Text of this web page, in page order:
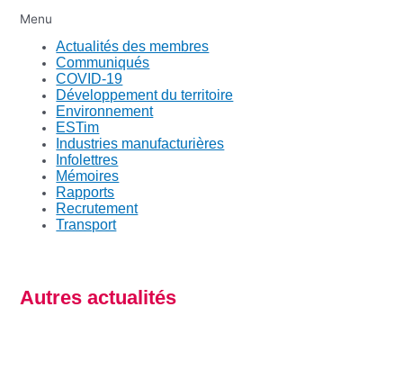
Menu
Actualités des membres
Communiqués
COVID-19
Développement du territoire
Environnement
ESTim
Industries manufacturières
Infolettres
Mémoires
Rapports
Recrutement
Transport
Autres actualités